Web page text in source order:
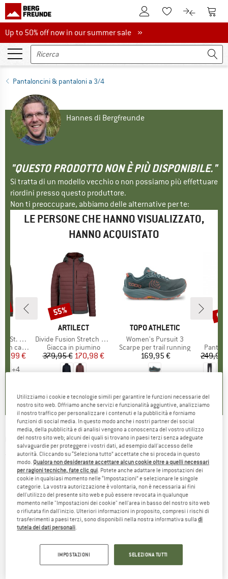
Al conto clienteAlla lista
Al Al
Up to 50% off now in our summer sale
Up to 50% off now in our summer sale »
Pantaloncini & pantaloni a 3/4
Hannes di Bergfreunde
"QUESTO PRODOTTO NON È PIÙ DISPONIBILE."
Si tratta di un modello vecchio o non possiamo più effettuare
riordini presso questo produttore.
Non ti preoccupare, abbiamo delle alternative per te:
LE PERSONE CHE HANNO VISUALIZZATO,
HANNO ACQUISTATO
Hoody
ridotto
50,99 €
+4
MARCHIO
ARTILECT
Articolo
Divide Fusion Stretch Hoodie
Gruppo di prodotti
Giacca in piumino
Prezzo
379,95 € Prezzo ridotto
170,98 €
Sconto
55%
MARCHIO
TOPO ATHLETIC
Articolo
Women's Pursuit 3
Gruppo di prodotti
Scarpe per trail running
Prezzo
169,95 € 249,95
CRAZY IDEA -Short Resolution - Pantaloncini
(0)
Utilizziamo i cookie e tecnologie simili per garantire le funzioni necessarie del
nostro sito web. Offriamo anche servizi e funzionalità aggiuntive, analizziamo
il nostro traffico per personalizzare i contenuti e la pubblicità e forniamo
funzioni di social media. In questo modo anche i nostri partner dei social
media, della pubblicità e di analisi vengono a conoscenza del vostro utilizzo
del nostro sito web; alcuni dei quali si trovano in paesi terzi senza adeguate
salvaguardie per proteggere i vostri dati, ad esempio dall'accesso delle
autorità. Cliccando su “Seleziona tutto” accettate che si proceda in questo
modo. Qualora non desideraste accettare alcun cookie oltre a quelli necessari
per ragioni tecniche, fate clic qui. Potete anche adattare le impostazioni dei
cookie in qualsiasi momento nelle “Impostazioni” e selezionare le singole
categorie. La vostra autorizzazione è volontaria, non è necessaria ai fini
dell'utilizzo del presente sito web e può essere revocata in qualunque
momento nelle "Impostazioni dei cookie" nell'area in basso del nostro sito web
o rifiutata fin dall'inizio. Ulteriori informazioni in proposito, compresi i rischi di
trasferimenti a paesi terzi, sono disponibili nella nostra informativa sulladi
tutela dei dati personali.
IMPOSTAZIONI SELEZIONA TUTTI